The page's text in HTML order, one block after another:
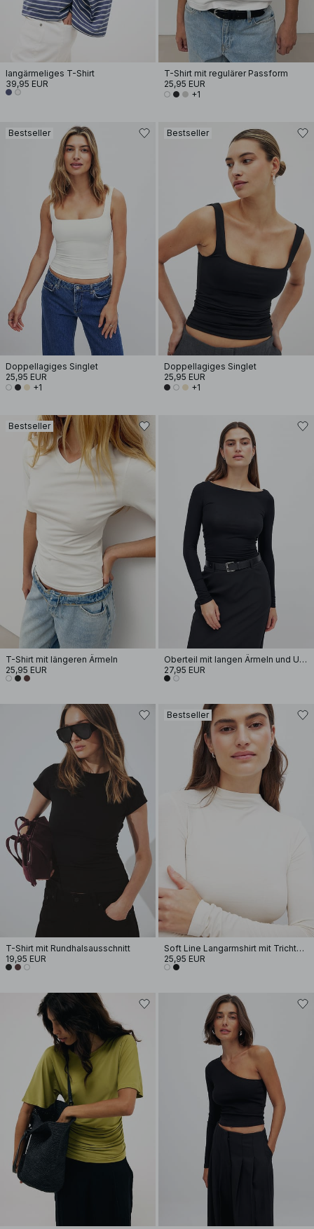
langärmeliges T-Shirt
39,95 EUR
T-Shirt mit regulärer Passform
25,95 EUR
+1
Bestseller
Doppellagiges Singlet
25,95 EUR
+1
Bestseller
Doppellagiges Singlet
25,95 EUR
+1
Bestseller
T-Shirt mit längeren Ärmeln
25,95 EUR
Oberteil mit langen Ärmeln und U-Ausschnitt
27,95 EUR
T-Shirt mit Rundhalsausschnitt
19,95 EUR
Bestseller
Soft Line Langarmshirt mit Trichterhals
25,95 EUR